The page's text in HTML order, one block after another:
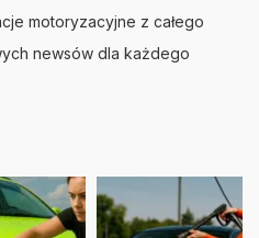
motoryzacyjne z całego
newsów dla każdego